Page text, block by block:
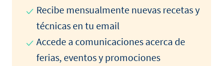
Recibe mensualmente nuevas recetas y
técnicas en tu email
Accede a comunicaciones acerca de
ferias, eventos y promociones